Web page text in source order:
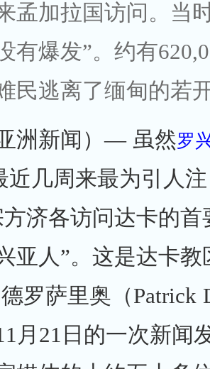
孟加拉国访问。当
有爆发”。约有
民逃离了缅甸的若
洲新闻）— 虽然罗
近几周来最为引人
方济各访问达卡的首
亚人”。这是达卡教
罗萨里奥（Patrick
月21日的一次新闻